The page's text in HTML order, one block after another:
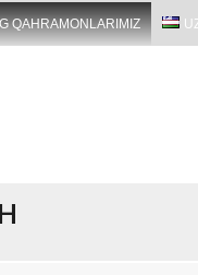
QAHRAMONLARIMIZ